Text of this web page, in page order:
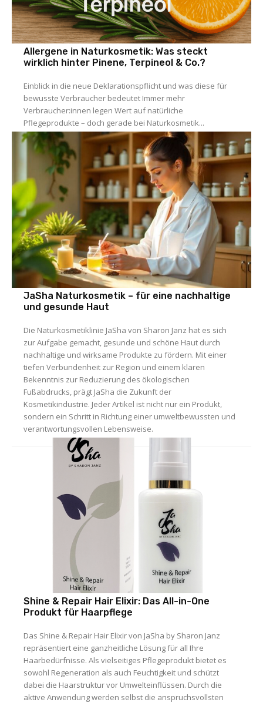
Allergene in Naturkosmetik: Was steckt
wirklich hinter Pinene, Terpineol & Co.?
Einblick in die neue Deklarationspflicht und was diese für
bewusste Verbraucher bedeutet Immer mehr
Verbraucher:innen legen Wert auf natürliche
Pflegeprodukte – doch gerade bei Naturkosmetik...
JaSha Naturkosmetik – für eine nachhaltige
und gesunde Haut
Die Naturkosmetiklinie JaSha von Sharon Janz hat es sich
zur Aufgabe gemacht, gesunde und schöne Haut durch
nachhaltige und wirksame Produkte zu fördern. Mit einer
tiefen Verbundenheit zur Region und einem klaren
Bekenntnis zur Reduzierung des ökologischen
Fußabdrucks, prägt JaSha die Zukunft der
Kosmetikindustrie. Jeder Artikel ist nicht nur ein Produkt,
sondern ein Schritt in Richtung einer umweltbewussten und
verantwortungsvollen Lebensweise.
Shine & Repair Hair Elixir: Das All-in-One
Produkt für Haarpflege
Das Shine & Repair Hair Elixir von JaSha by Sharon Janz
repräsentiert eine ganzheitliche Lösung für all Ihre
Haarbedürfnisse. Als vielseitiges Pflegeprodukt bietet es
sowohl Regeneration als auch Feuchtigkeit und schützt
dabei die Haarstruktur vor Umwelteinflüssen. Durch die
aktive Anwendung werden selbst die anspruchsvollsten